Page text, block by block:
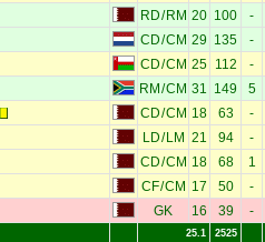
RD/RM 20 100 -
CD/CM 29 135 -
CD/CM 25 112 -
RM /CM 31 149 5
CD/CM 18 63 -
LD/LM 21 94 -
CD/CM 18 68 1
CF/CM 17 50 -
GK 16 39 -
25.1 2525